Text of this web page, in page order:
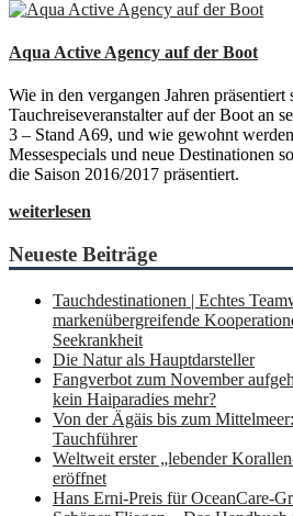
Aqua Active Agency auf der Boot
Wie in den vergangen Jahren präsentiert
Tauchreiseveranstalter auf der Boot an
3 – Stand A69, und wie gewohnt
Messespecials und neue Destinationen
die Saison 2016/2017 präsentiert.
weiterlesen
Neueste Beiträge
Tauchdestinationen | Echtes
markenübergreifende
Seekrankheit
Die Natur als Hauptdarsteller
Fangverbot zum November
kein Haiparadies mehr?
Von der Ägäis bis zum
Tauchführer
Weltweit erster „lebender
eröffnet
Hans Erni-Preis für OceanCare-